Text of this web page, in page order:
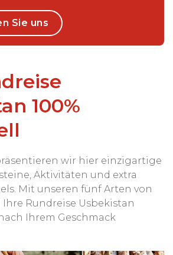
Sie uns
100%
wir hier einzigartige
Aktivitäten und extra
Mit unseren fünf Arten von
Rundreise Usbekistan
Ihrem Geschmack